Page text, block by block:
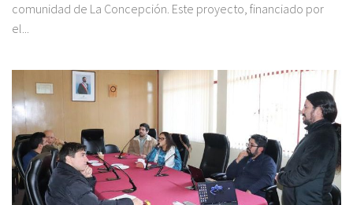
comunidad de La Concepción. Este proyecto, financiado por
el...